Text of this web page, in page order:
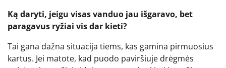
Ką daryti, jeigu visas vanduo jau išgaravo, bet
paragavus ryžiai vis dar kieti?
Tai gana dažna situacija tiems, kas gamina pirmuosius
kartus. Jei matote, kad puodo paviršiuje drėgmės